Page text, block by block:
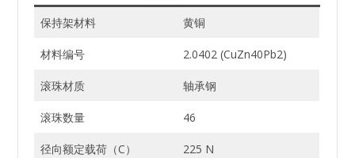
保持架材料 黄铜
材料编号 2.0402 (CuZn40Pb2)
滚珠材质 轴承钢
滚珠数量 46
径向额定载荷（C） 225 N